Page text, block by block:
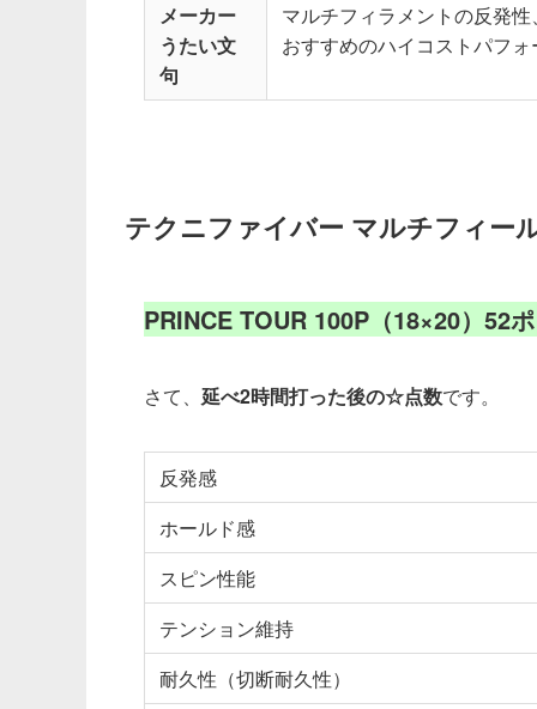
メーカー
うたい文
句
マルチフィラメントの反発
おすすめのハイコストパフ
テクニファイバー マルチフィー
PRINCE TOUR 100P（18×20）52
さて、 延べ2時間打った後の☆点数です。
反発感
ホールド感
スピン性能
テンション維持
耐久性（切断耐久性）